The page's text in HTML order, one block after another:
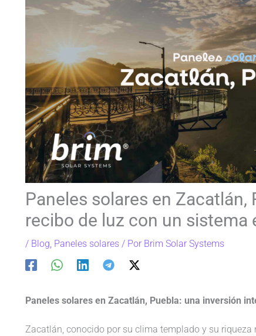
Paneles solares en Zacatlán,
recibo de luz con un sistema
/ Blog Paneles solares/ Por Brim Solar Systems
Paneles solares en Zacatlán, Puebla: una inversión
Zacatlán, conocido por su clima templado y su